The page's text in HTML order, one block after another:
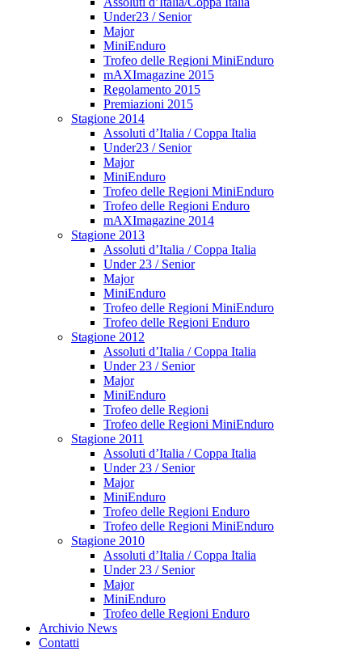
Under23 / Senior
Major
MiniEnduro
Trofeo delle Regioni MiniEnduro
mAXImagazine 2015
Regolamento 2015
Premiazioni 2015
Stagione 2014
Assoluti d’Italia / Coppa Italia
Under23 / Senior
Major
MiniEnduro
Trofeo delle Regioni MiniEnduro
Trofeo delle Regioni Enduro
mAXImagazine 2014
Stagione 2013
Assoluti d’Italia / Coppa Italia
Under 23 / Senior
Major
MiniEnduro
Trofeo delle Regioni MiniEnduro
Trofeo delle Regioni Enduro
Stagione 2012
Assoluti d’Italia / Coppa Italia
Under 23 / Senior
Major
MiniEnduro
Trofeo delle Regioni
Trofeo delle Regioni MiniEnduro
Stagione 2011
Assoluti d’Italia / Coppa Italia
Under 23 / Senior
Major
MiniEnduro
Trofeo delle Regioni Enduro
Trofeo delle Regioni MiniEnduro
Stagione 2010
Assoluti d’Italia / Coppa Italia
Under 23 / Senior
Major
MiniEnduro
Trofeo delle Regioni Enduro
Archivio News
Contatti